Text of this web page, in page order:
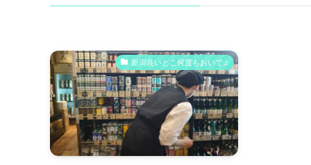
新潟良いとこ何度もおいで♫